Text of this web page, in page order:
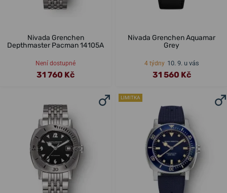
Nivada Grenchen
Depthmaster Pacman 14105A
Není dostupné
31 760 Kč
Nivada Grenchen Aquamar
Grey
4 týdny 10. 9. u vás
31 560 Kč
LIMITKA